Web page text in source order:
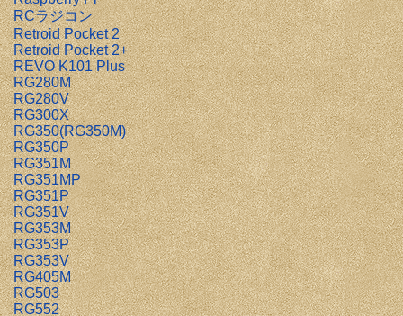
RCラジコン
Retroid Pocket 2
Retroid Pocket 2+
REVO K101 Plus
RG280M
RG280V
RG300X
RG350(RG350M)
RG350P
RG351M
RG351MP
RG351P
RG351V
RG353M
RG353P
RG353V
RG405M
RG503
RG552